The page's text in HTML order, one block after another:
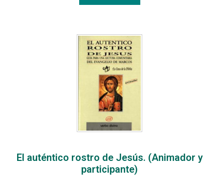
El auténtico rostro de Jesús. (Animador y
participante)